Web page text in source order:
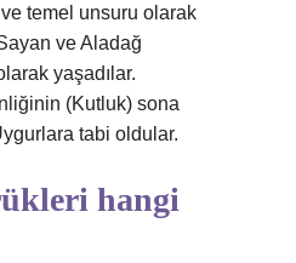
temel unsuru olarak
ve Aladağ
yaşadılar.
(Kutluk) sona
tabi oldular.
hangi